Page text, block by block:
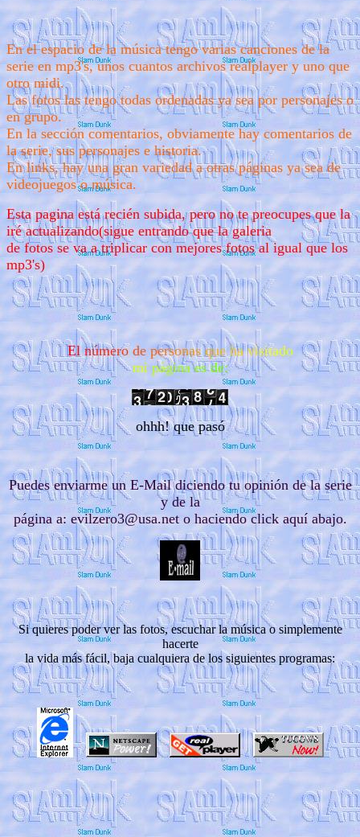
En el espacio de la música tengo varias canciones de la
serie en mp3's, unos cuantos archivos realplayer y uno que
otro midi.
Las fotos las tengo todas ordenadas ya sea por personajes o
en grupo.
En la sección comentarios, obviamente hay comentarios de
la serie, sus personajes e historia.
En links, hay una gran variedad a otras páginas ya sea de
videojuegos o música.
Esta pagina está recién subida, pero no te preocupes que la
iré actualizando(sigue entrando que la galeria
de fotos se va a triplicar con mejores fotos al igual que los
mp3's)
El número de personasquehavisitado
mi páginaesde:
ohhh! que pasó
Puedes enviarme un E-Mail diciendo tu opinión de la serie
y de la
página a: evilzero3@usa.net o haciendo click aquí abajo.
Si quieres poder ver las fotos, escuchar la música o simplemente
hacerte
la vida más fácil, baja cualquiera de los siguientes programas: